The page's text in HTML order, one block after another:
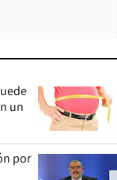
un
por